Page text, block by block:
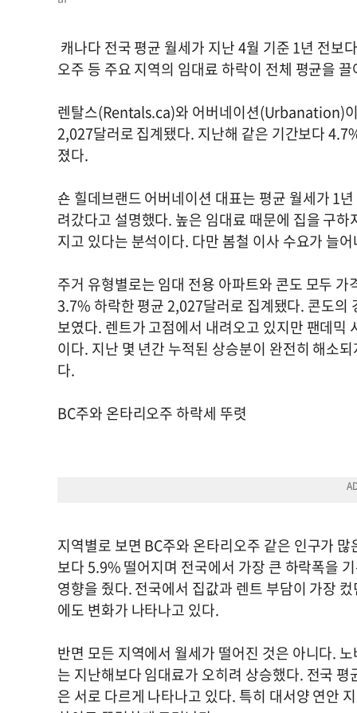
캐나다 전국 평균 월세가 지난 4월 기준 1년 전보
오주 등 주요 지역의 임대료 하락이 전체 평균을
렌탈스(Rentals.ca)와 어버네이션(Urbanation)
2,027달러로 집계됐다. 지난해 같은 기간보다
졌다.
숀 힐데브랜드 어버네이션 대표는 평균 월세가 1
려갔다고 설명했다. 높은 임대료 때문에 집을 구
지고 있다는 분석이다. 다만 봄철 이사 수요가 늘
주거 유형별로는 임대 전용 아파트와 콘도 모두
3.7% 하락한 평균 2,027달러로 집계됐다. 콘도
보였다. 렌트가 고점에서 내려오고 있지만 팬데
이다. 지난 몇 년간 누적된 상승분이 완전히 해소
다.
BC주와 온타리오주 하락세 뚜렷
지역별로 보면 BC주와 온타리오주 같은 인구가
보다 5.9% 떨어지며 전국에서 가장 큰 하락폭을
영향을 줬다. 전국에서 집값과 렌트 부담이 가장
에도 변화가 나타나고 있다.
반면 모든 지역에서 월세가 떨어진 것은 아니다.
는 지난해보다 임대료가 오히려 상승했다. 전국
은 서로 다르게 나타나고 있다. 특히 대서양 연안